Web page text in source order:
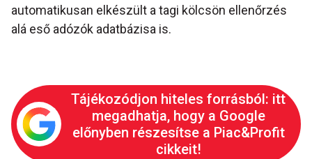
automatikusan elkészült a tagi kölcsön ellenőrzés
alá eső adózók adatbázisa is.
Tájékozódjon hiteles forrásból: itt
megadhatja, hogy a Google
előnyben részesítse a Piac&Profit
cikkeit!